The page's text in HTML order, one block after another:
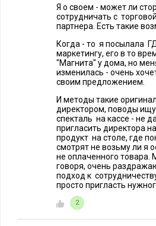
7. Мониторить
Вадим
Выполнение
Эти два
основании
числа сотрудников
целый ряд стандартных
прибегать к более изощренным
Одним из таковых
тематических Telegram-
трудоемкий по временным
Я о своем - может ли
сотрудничать с
партнера. Есть такие
Когда - то я посылала
маркетингу, его в то
"Магнита" у дома, но
изменилась - очень
своим предложением.
И методы такие
директором, поводы
спекталь на кассе - не
пригласить директора
продукт на столе, где
смотрят не возьму ли я
не оплаченного
говоря, очень
подход к
просто пригласть
2